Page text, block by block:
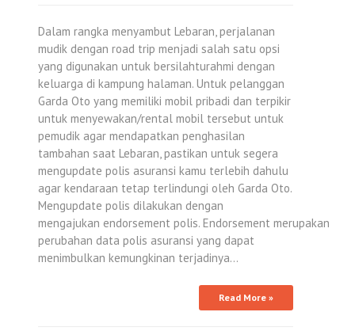
Dalam rangka menyambut Lebaran, perjalanan
mudik dengan road trip menjadi salah satu opsi
yang digunakan untuk bersilahturahmi dengan
keluarga di kampung halaman. Untuk pelanggan
Garda Oto yang memiliki mobil pribadi dan terpikir
untuk menyewakan/rental mobil tersebut untuk
pemudik agar mendapatkan penghasilan
tambahan saat Lebaran, pastikan untuk segera
mengupdate polis asuransi kamu terlebih dahulu
agar kendaraan tetap terlindungi oleh Garda Oto.
Mengupdate polis dilakukan dengan
mengajukan endorsement polis. Endorsement merupakan
perubahan data polis asuransi yang dapat
menimbulkan kemungkinan terjadinya…
Read More »